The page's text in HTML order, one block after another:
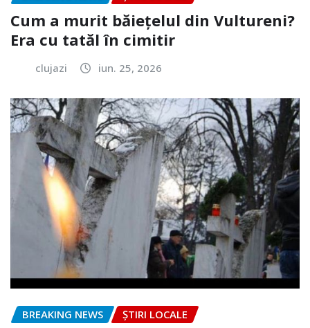
Cum a murit băiețelul din Vultureni?
Era cu tatăl în cimitir
clujazi iun. 25, 2026
BREAKING NEWS ȘTIRI LOCALE